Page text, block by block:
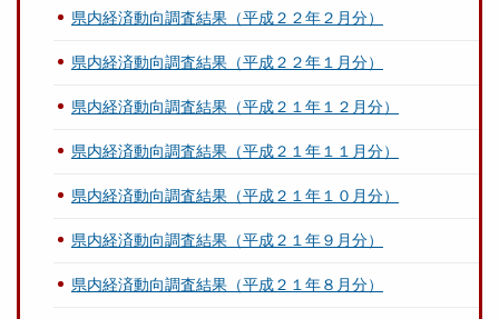
県内経済動向調査結果（平成２２年２月分）
県内経済動向調査結果（平成２２年１月分）
県内経済動向調査結果（平成２１年１２月分）
県内経済動向調査結果（平成２１年１１月分）
県内経済動向調査結果（平成２１年１０月分）
県内経済動向調査結果（平成２１年９月分）
県内経済動向調査結果（平成２１年８月分）